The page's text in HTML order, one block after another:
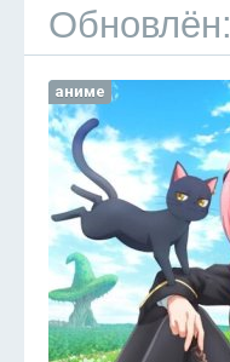
Обновлён:
аниме